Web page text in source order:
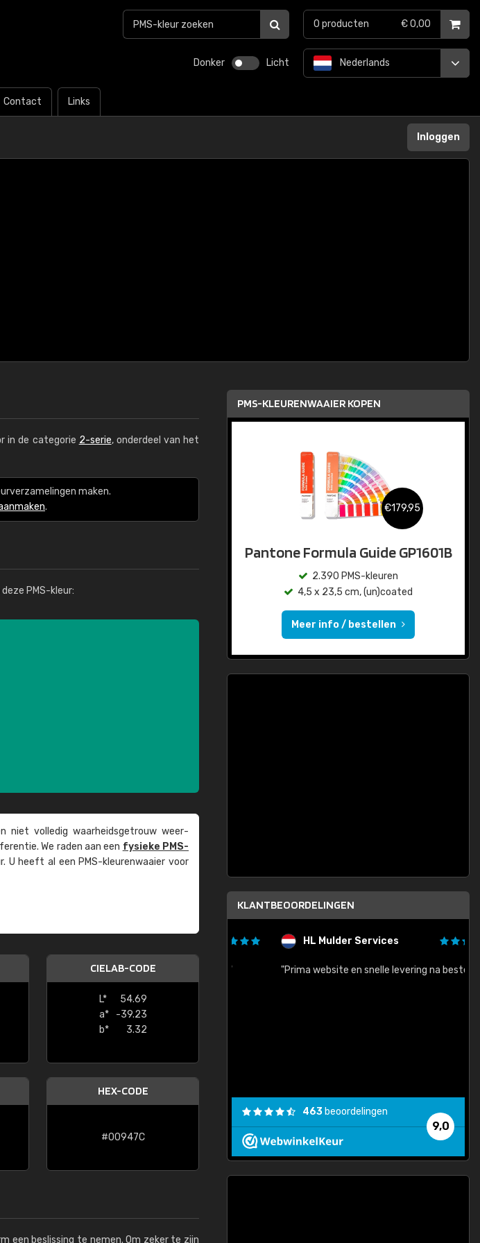
Donker Licht
Contact Links
Nederlands
0 producten € 0,00
Inloggen
in de categorie 2-serie, onderdeel van het
maken.
.
PMS-kleur:
niet volledig waarheids­­getrouw weer­
We raden aan een fysieke PMS-
U heeft al een PMS-kleuren­waaier voor
CIELAB-CODE
L*
54.69
a*
-39.23
b*
3.32
HEX-CODE
#00947C
een beslissing te nemen. Om zeker te zijn
PMS-KLEURENWAAIER KOPEN
€179,95
Pantone Formula Guide GP1601B
2.390 PMS-kleuren
4,5 x 23,5 cm, (un)coated
Meer info / bestellen
KLANTBEOORDELINGEN
"Super snelle service en zeer betaalbaar!"
HL Mulder Services
"Prima website en snelle levering na bestelling"
9,0
463 beoordelingen